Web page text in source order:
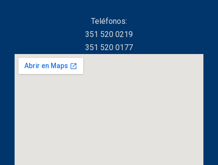
Teléfonos:
351 520 0219
351 520 0177